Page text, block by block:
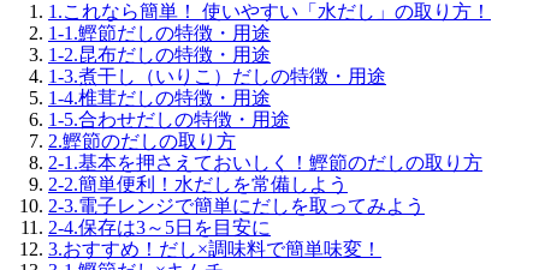
1.これなら簡単！ 使いやすい「水だし」の取り方！
1-1.鰹節だしの特徴・用途
1-2.昆布だしの特徴・用途
1-3.煮干し（いりこ）だしの特徴・用途
1-4.椎茸だしの特徴・用途
1-5.合わせだしの特徴・用途
2.鰹節のだしの取り方
2-1.基本を押さえておいしく！鰹節のだしの取り方
2-2.簡単便利！水だしを常備しよう
2-3.電子レンジで簡単にだしを取ってみよう
2-4.保存は3～5日を目安に
3.おすすめ！だし×調味料で簡単味変！